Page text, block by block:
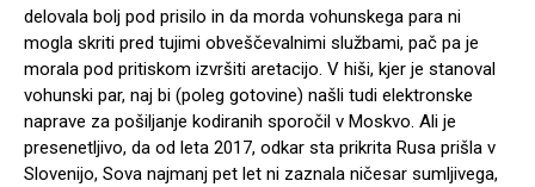
delovala bolj pod prisilo in da morda vohunskega para ni
mogla skriti pred tujimi obveščevalnimi službami, pač pa je
morala pod pritiskom izvršiti aretacijo. V hiši, kjer je stanoval
vohunski par, naj bi (poleg gotovine) našli tudi elektronske
naprave za pošiljanje kodiranih sporočil v Moskvo. Ali je
presenetljivo, da od leta 2017, odkar sta prikrita Rusa prišla v
Slovenijo, Sova najmanj pet let ni zaznala ničesar sumljivega,